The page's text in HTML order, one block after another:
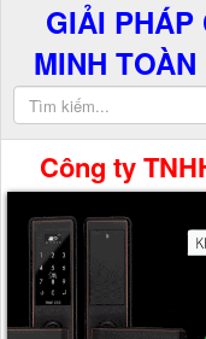
GIẢI PHÁP
MINH
ty TNHH